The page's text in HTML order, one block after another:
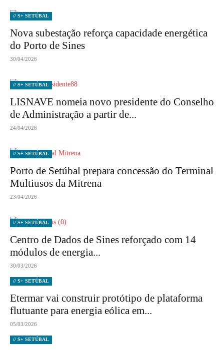
// S+ SETÚBAL
Nova subestação reforça capacidade energética
do Porto de Sines
30/04/2026
// S+ SETÚBAL
LISNAVE nomeia novo presidente do Conselho
de Administração a partir de...
24/04/2026
// S+ SETÚBAL
Porto de Setúbal prepara concessão do Terminal
Multiusos da Mitrena
23/04/2026
// S+ SETÚBAL
Centro de Dados de Sines reforçado com 14
módulos de energia...
30/03/2026
// S+ SETÚBAL
Etermar vai construir protótipo de plataforma
flutuante para energia eólica em...
05/03/2026
// S+ SETÚBAL